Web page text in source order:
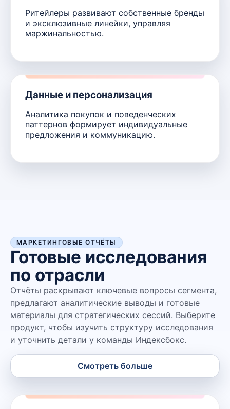
Ритейлеры развивают собственные бренды
и эксклюзивные линейки, управляя
маржинальностью.
Данные и персонализация
Аналитика покупок и поведенческих
паттернов формирует индивидуальные
предложения и коммуникацию.
МАРКЕТИНГОВЫЕ ОТЧЁТЫ
Готовые исследования
по отрасли
Отчёты раскрывают ключевые вопросы сегмента,
предлагают аналитические выводы и готовые
материалы для стратегических сессий. Выберите
продукт, чтобы изучить структуру исследования
и уточнить детали у команды Индексбокс.
Смотреть больше